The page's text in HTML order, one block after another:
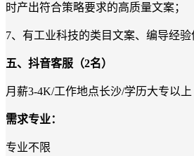
时产出符合策略要求的高质量文案；
7、有工业科技的类目文案、编导经验
五、 抖音客服 （2名）
月薪3-4K/工作地点长沙/学历大专以上
需求专业：
专业不限